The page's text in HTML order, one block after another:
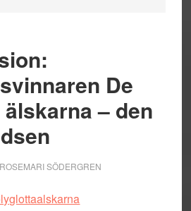
De
– den
ROSEMARI SÖDERGREN